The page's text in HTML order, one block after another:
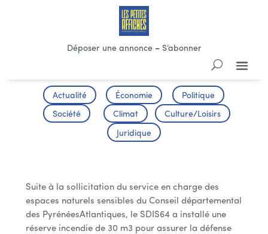
Déposer une annonce– S’abonner
Actualité Économie Politique
Société Climat Culture/Loisirs
Juridique
Suite à la sollicitation du service en charge des
espaces naturels sensibles du Conseil départemental
des PyrénéesAtlantiques, le SDIS64 a installé une
réserve incendie de 30 m3 pour assurer la défense